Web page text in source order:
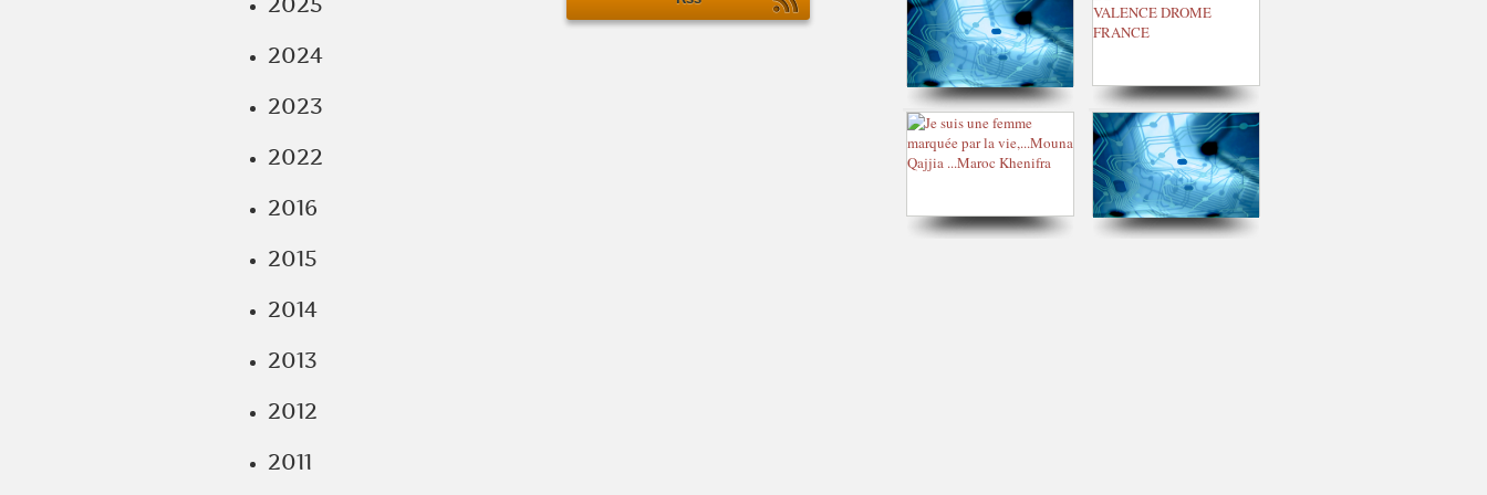
2024
2023
2022
2016
2015
2014
2013
2012
2011